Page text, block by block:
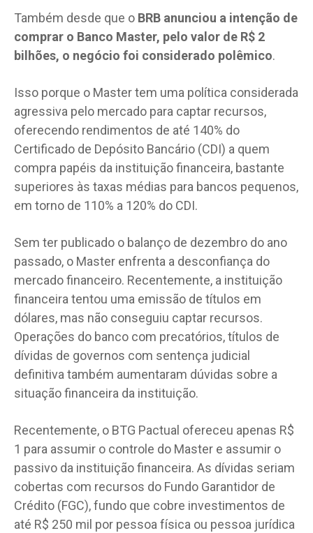
Também desde que o BRB anunciou a intenção de
comprar o Banco Master, pelo valor de R$ 2
bilhões, o negócio foi considerado polêmico.
Isso porque o Master tem uma política considerada
agressiva pelo mercado para captar recursos,
oferecendo rendimentos de até 140% do
Certificado de Depósito Bancário (CDI) a quem
compra papéis da instituição financeira, bastante
superiores às taxas médias para bancos pequenos,
em torno de 110% a 120% do CDI.
Sem ter publicado o balanço de dezembro do ano
passado, o Master enfrenta a desconfiança do
mercado financeiro. Recentemente, a instituição
financeira tentou uma emissão de títulos em
dólares, mas não conseguiu captar recursos.
Operações do banco com precatórios, títulos de
dívidas de governos com sentença judicial
definitiva também aumentaram dúvidas sobre a
situação financeira da instituição.
Recentemente, o BTG Pactual ofereceu apenas R$
1 para assumir o controle do Master e assumir o
passivo da instituição financeira. As dívidas seriam
cobertas com recursos do Fundo Garantidor de
Crédito (FGC), fundo que cobre investimentos de
até R$ 250 mil por pessoa física ou pessoa jurídica